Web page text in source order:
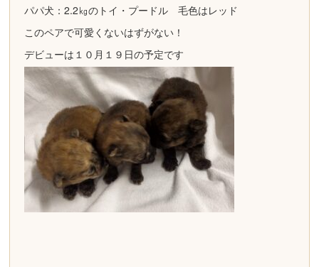
パパ犬：2.2㎏のトイ・プードル 毛色はレッド
このペアで可愛くないはずがない！
デビューは１０月１９日の予定です